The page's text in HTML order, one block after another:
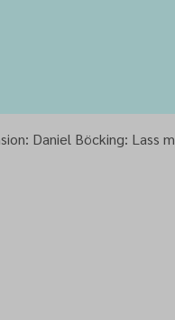
Daniel Böcking: Lass